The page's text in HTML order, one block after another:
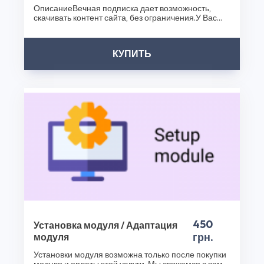
возможность обогатить функциональность вашего
интернет-магазина с помощью Moodo и других наших
Спасибо, что выбрали CS50!
ОписаниеВечная подписка дает возможность,
скачивать контент сайта, без ограничения.У Вас
КУПИТЬ
Установка модуля / Адаптация
модуля
450
грн.
Установки модуля возможна только после покупки